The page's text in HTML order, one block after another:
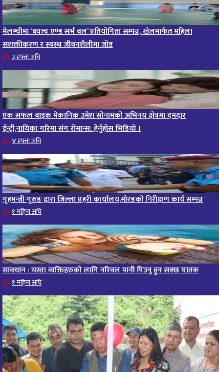
१७ आजको राशिफल – २०८२ साल भाद्र १० गते, मंगलबार
११ महिना अघि
१८
आजको राशिफल : आइतवार, ८ भदौ २०८२ (२४ अगस्ट
११ महिना अघि
१९ आजको राशिफल २०८२ भदाै ४ गते, बुधवार
११ महिना अघि
२०
आजको राशिफल: अवसर र चुनौतीसँग दिन बित्नेछ, धैर्यले
सफलता मिल्नेछ
११ महिना अघि
मेलम्चीमा ‘क्याच एण्ड सर्भ बल’ प्रतियोगिता सम्पन्न, खेलमार्फत महिला
सशक्तीकरण र स्वस्थ जीवनशैलीमा जोड
३ हफ्ता अघि
एक सफल बाइक मेकानिक उमेश सोनामको अभिनय क्षेत्रमा दमदार
ईन्ट्री,नायिका गरिमा संग रोमान्स: हेर्नुहोस भिडियो ।
४ हफ्ता अघि
गृहमन्त्री गुरुङ द्वारा जिल्ला प्रहरी कार्यालय,मोरङको निरीक्षण कार्य सम्पन्न
१ महिना अघि
सावधान : यस्ता व्यक्तिहरुको लागि नरिवल पानी पिउनु हुन सक्छ घातक
१ महिना अघि